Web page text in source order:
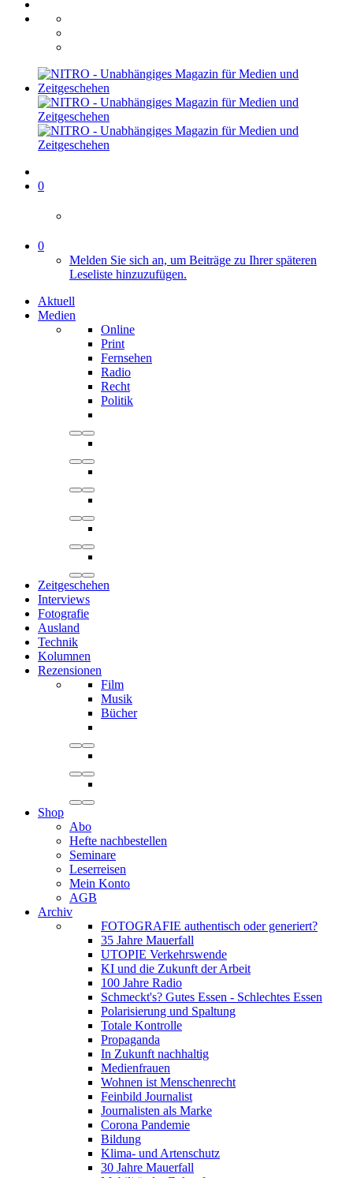
0
0
Melden Sie sich an, um Beiträge zu Ihrer späteren
Leseliste hinzuzufügen.
Aktuell
Medien
Online
Print
Fernsehen
Radio
Recht
Politik
Zeitgeschehen
Interviews
Fotografie
Ausland
Technik
Kolumnen
Rezensionen
Film
Musik
Bücher
Shop
Abo
Hefte nachbestellen
Seminare
Leserreisen
Mein Konto
AGB
Archiv
FOTOGRAFIE authentisch oder generiert?
35 Jahre Mauerfall
UTOPIE Verkehrswende
KI und die Zukunft der Arbeit
100 Jahre Radio
Schmeckt's? Gutes Essen - Schlechtes Essen
Polarisierung und Spaltung
Totale Kontrolle
Propaganda
In Zukunft nachhaltig
Medienfrauen
Wohnen ist Menschenrecht
Feinbild Journalist
Journalisten als Marke
Corona Pandemie
Bildung
Klima- und Artenschutz
30 Jahre Mauerfall